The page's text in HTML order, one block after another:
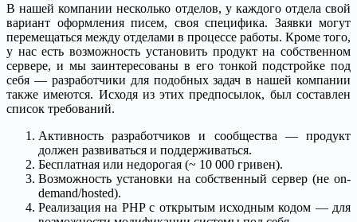
В нашей компании несколько отделов, у каждого отдела свой
вариант оформления писем, своя специфика. Заявки могут
перемещаться между отделами в процессе работы. Кроме того,
у нас есть возможность установить продукт на собственном
сервере, и мы заинтересованы в его тонкой подстройке под
себя — разработчики для подобных задач в нашей компании
также имеются. Исходя из этих предпосылок, был составлен
список требований.
Активность разработчиков и сообщества — продукт
должен развиваться и поддерживаться.
Бесплатная или недорогая (~ 10 000 гривен).
Возможность установки на собственный сервер (не on-
demand/hosted).
Реализация на PHP с открытым исходным кодом — для